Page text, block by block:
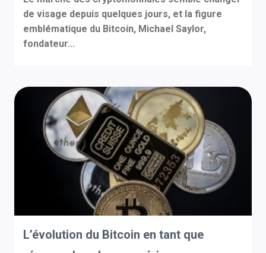
de visage depuis quelques jours, et la figure
emblématique du Bitcoin, Michael Saylor,
fondateur...
L’évolution du Bitcoin en tant que